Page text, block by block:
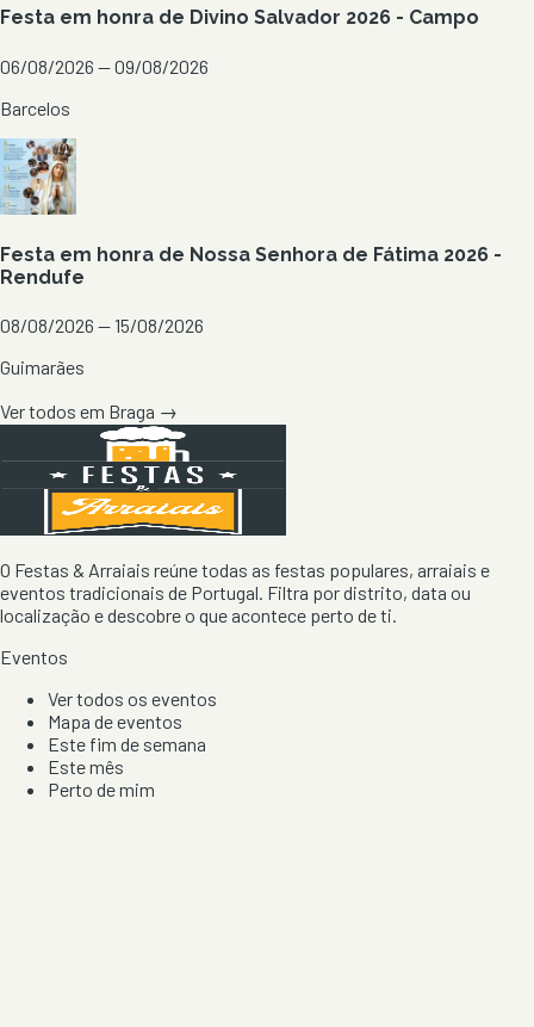
Festa em honra de Divino Salvador 2026 - Campo
06/08/2026 — 09/08/2026
Barcelos
Festa em honra de Nossa Senhora de Fátima 2026 -
Rendufe
08/08/2026 — 15/08/2026
Guimarães
Ver todos em Braga →
O Festas & Arraiais reúne todas as festas populares, arraiais e
eventos tradicionais de Portugal. Filtra por distrito, data ou
localização e descobre o que acontece perto de ti.
Eventos
Ver todos os eventos
Mapa de eventos
Este fim de semana
Este mês
Perto de mim